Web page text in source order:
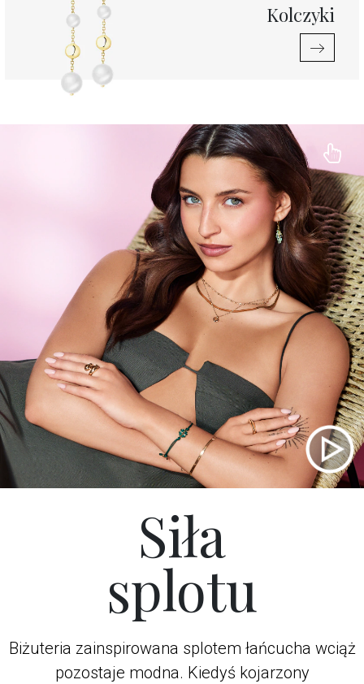
Kolczyki
Siła
splotu
Biżuteria zainspirowana splotem łańcucha wciąż
pozostaje modna. Kiedyś kojarzony